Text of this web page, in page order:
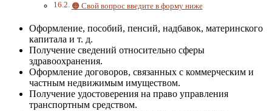
🟠 Свой вопрос введите в форму ниже
Оформление, пособий, пенсий, надбавок, материнского
капитала и т. д.
Получение сведений относительно сферы
здравоохранения.
Оформление договоров, связанных с коммерческим и
частным недвижимым имуществом.
Получение удостоверения на право управления
транспортным средством.